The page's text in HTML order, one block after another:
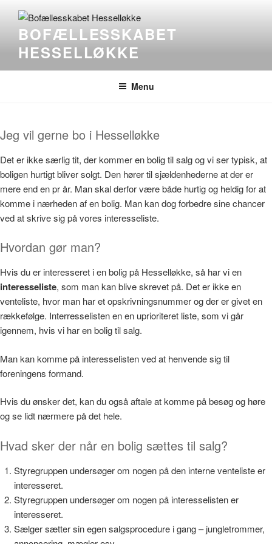
contentBOFÆLLESSKABET
HESSELLØKKE
Menu
Jeg vil gerne bo i Hesselløkke
Det er ikke særlig tit, der kommer en bolig til salg og vi ser typisk, at
boligen hurtigt bliver solgt. Den hører til sjældenhederne at der er
mere end en pr år. Man skal derfor være både hurtig og heldig for at
komme i nærheden af en bolig. Man kan dog forbedre sine chancer
ved at skrive sig på vores interesseliste.
Hvordan gør man?
Hvis du er interesseret i en bolig på Hesselløkke, så har vi en
interesseliste, som man kan blive skrevet på. Det er ikke en
venteliste, hvor man har et opskrivningsnummer og der er givet en
rækkefølge. Interresselisten en en uprioriteret liste, som vi går
igennem, hvis vi har en bolig til salg.
Man kan komme på interesselisten ved at henvende sig til
foreningens formand.
Hvis du ønsker det, kan du også aftale at komme på besøg og høre
og se lidt nærmere på det hele.
Hvad sker der når en bolig sættes til salg?
Styregruppen undersøger om nogen på den interne venteliste er
interesseret.
Styregruppen undersøger om nogen på interesselisten er
interesseret.
Sælger sætter sin egen salgsprocedure i gang – jungletrommer,